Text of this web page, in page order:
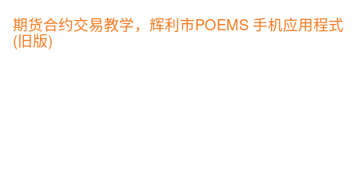
期货合约交易教学，辉利市POEMS 手机应用程式
(旧版)